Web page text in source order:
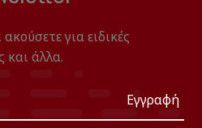
για ειδικές
και άλλα.
Εγγραφή